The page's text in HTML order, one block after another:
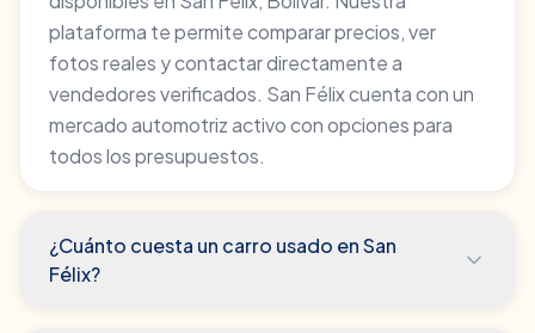
plataforma te permite comparar precios, ver
fotos reales y contactar directamente a
vendedores verificados. San Félix cuenta con un
mercado automotriz activo con opciones para
todos los presupuestos.
¿Cuánto cuesta un carro usado en San
Félix?